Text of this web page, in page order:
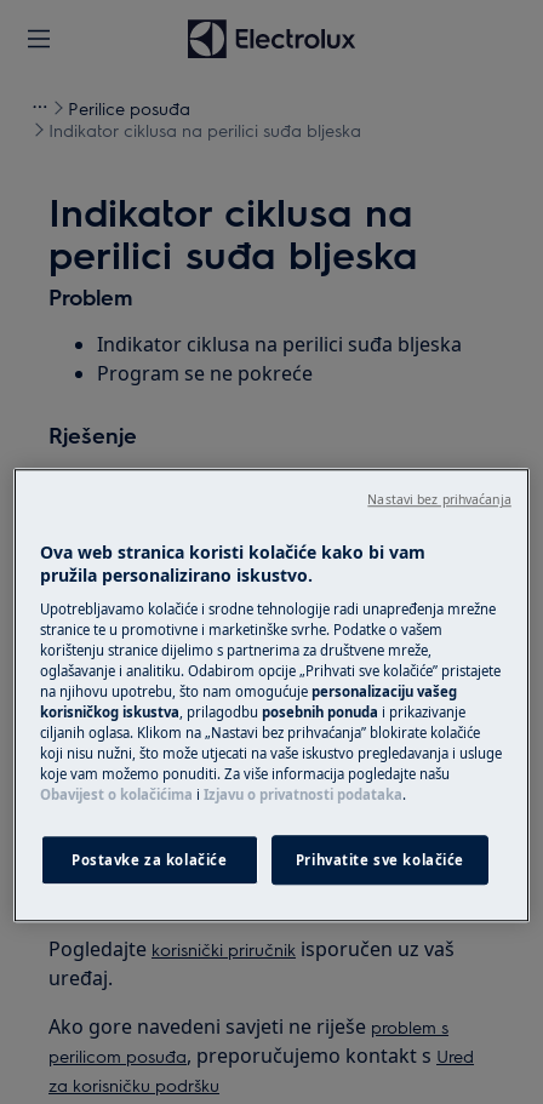
Perilice posuđa
Indikator ciklusa na perilici suđa bljeska
Indikator ciklusa na
perilici suđa bljeska
Problem
Indikator ciklusa na perilici suđa bljeska
Program se ne pokreće
Rješenje
2. Ako je postavljen odgođeni početak ili
prethodni program, poništite postavku ili
pričekajte da odbrojavanje/program koji radi
završi
Za poništavanje odgode početka ili postojećeg
programa, pritisnite i držite označeni gumb(e) 3-
5 sekundi. Zatim odaberite novi program.
primjer:
Pogledajte korisnički priručnik isporučen uz vaš
uređaj.
Ako gore navedeni savjeti ne riješe problem s
perilicom posuđa, preporučujemo kontakt s Ured
za korisničku podršku
Ova web stranica koristi kolačiće kako bi vam
pružila personalizirano iskustvo.
Upotrebljavamo kolačiće i srodne tehnologije radi unapređenja mrežne
stranice te u promotivne i marketinške svrhe. Podatke o vašem
korištenju stranice dijelimo s partnerima za društvene mreže,
oglašavanje i analitiku. Odabirom opcije „Prihvati sve kolačiće” pristajete
na njihovu upotrebu, što nam omogućujepersonalizaciju vašeg
korisničkog iskustva, prilagodbuposebnih ponuda i prikazivanje
ciljanih oglasa. Klikom na „Nastavi bez prihvaćanja” blokirate kolačiće
koji nisu nužni, što može utjecati na vaše iskustvo pregledavanja i usluge
koje vam možemo ponuditi. Za više informacija pogledajte našu
Obavijest o kolačićima iIzjavu o privatnosti podataka.
Postavke za kolačiće Prihvatite sve kolačiće
Nastavi bez prihvaćanja